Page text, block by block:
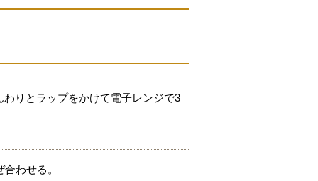
りとラップをかけて電子レンジで3
わせる。